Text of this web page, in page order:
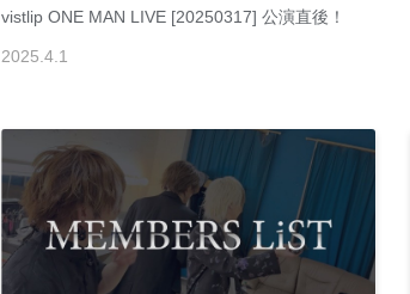
vistlip ONE MAN LIVE [20250317] 公演直後！
2025.4.1